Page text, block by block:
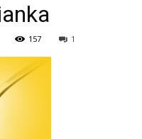
157 1